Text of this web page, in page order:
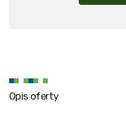
Opis oferty